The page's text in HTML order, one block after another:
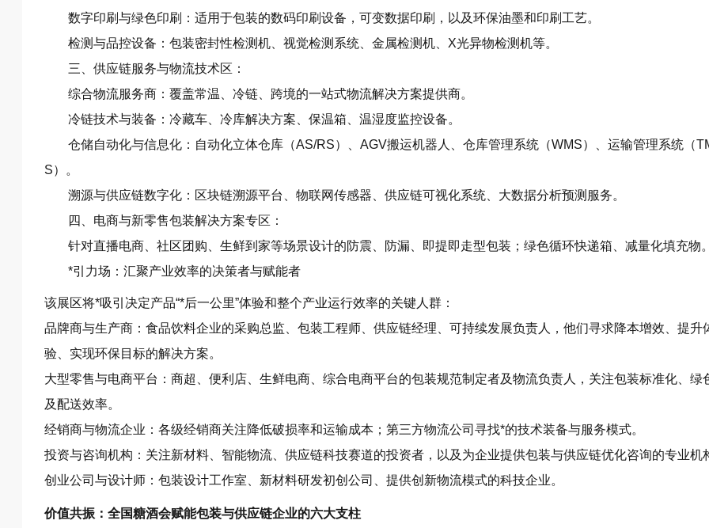
数字印刷与绿色印刷：适用于包装的数码印刷设备，可变数据印刷，以及环保油墨和印刷工艺。
检测与品控设备：包装密封性检测机、视觉检测系统、金属检测机、X光异物检测机等。
三、供应链服务与物流技术区：
综合物流服务商：覆盖常温、冷链、跨境的一站式物流解决方案提供商。
冷链技术与装备：冷藏车、冷库解决方案、保温箱、温湿度监控设备。
仓储自动化与信息化：自动化立体仓库（AS/RS）、AGV搬运机器人、仓库管理系统（WMS）、运输管理系统（
S）。
溯源与供应链数字化：区块链溯源平台、物联网传感器、供应链可视化系统、大数据分析预测服务。
四、电商与新零售包装解决方案专区：
针对直播电商、社区团购、生鲜到家等场景设计的防震、防漏、即提即走型包装；绿色循环快递箱、减量化填充物。
*引力场：汇聚产业效率的决策者与赋能者
该展区将*吸引决定产品“*后一公里”体验和整个产业运行效率的关键人群：
品牌商与生产商：食品饮料企业的采购总监、包装工程师、供应链经理、可持续发展负责人，他们寻求降本增效、提升
验、实现环保目标的解决方案。
大型零售与电商平台：商超、便利店、生鲜电商、综合电商平台的包装规范制定者及物流负责人，关注包装标准化、绿
及配送效率。
经销商与物流企业：各级经销商关注降低破损率和运输成本；第三方物流公司寻找*的技术装备与服务模式。
投资与咨询机构：关注新材料、智能物流、供应链科技赛道的投资者，以及为企业提供包装与供应链优化咨询的专业机
创业公司与设计师：包装设计工作室、新材料研发初创公司、提供创新物流模式的科技企业。
价值共振：全国糖酒会赋能包装与供应链企业的六大支柱